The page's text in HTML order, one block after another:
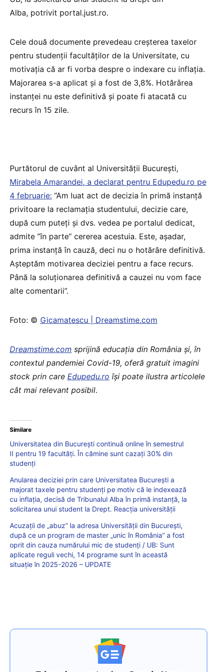
Alba, potrivit portal.just.ro.
Cele două documente prevedeau creșterea taxelor
pentru studenții facultăților de la Universitate, cu
motivația că ar fi vorba despre o indexare cu inflația.
Majorarea s-a aplicat și a fost de 3,8%. Hotărârea
instanței nu este definitivă și poate fi atacată cu
recurs în 15 zile.
Purtătorul de cuvânt al Universității București,
Mirabela Amarandei, a declarat pentru Edupedu.ro pe
4 februarie: ”Am luat act de decizia în primă instanță
privitoare la reclamația studentului, decizie care,
după cum puteți și dvs. vedea pe portalul dedicat,
admite ”în parte” cererea acestuia. Este, așadar,
prima instanță în cauză, deci nu o hotărâre definitivă.
Așteptăm motivarea deciziei pentru a face recurs.
Până la soluționarea definitivă a cauzei nu vom face
alte comentarii”.
Foto: © Gicamatescu | Dreamstime.com
Dreamstime.com sprijină educaţia din România şi, în
contextul pandemiei Covid-19, oferă gratuit imagini
stock prin care Edupedu.ro îşi poate ilustra articolele
cât mai relevant posibil.
Similare
Universitatea din București continuă online în semestrul
II pentru 19 facultăți. În cămine sunt cazați 30% din
studenți
Anularea deciziei prin care Universitatea București a
majorat taxele pentru studenți pe motiv că le indexează
cu inflația, decisă de Tribunalul Alba în primă instanță, la
solicitarea unui student la Drept. Reacția universității
Acuzații de „abuz” la adresa Universității din București,
după ce un program de master „unic în România” a fost
oprit din cauza numărului mic de studenți / UB: Sunt
aplicate reguli vechi, 14 programe sunt în această
situație în 2025-2026 – UPDATE